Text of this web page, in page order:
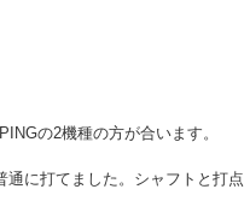
の2機種の方が合います。
に打てました。シャフトと打点